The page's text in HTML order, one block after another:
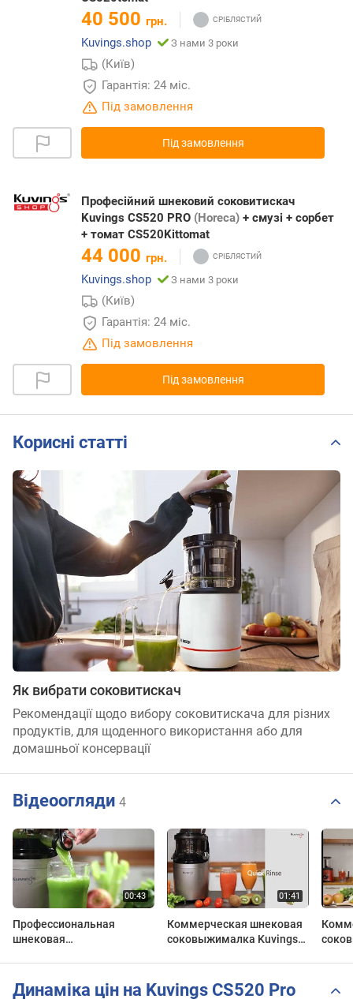
40 500 грн.
Kuvings.shop
З нами 3 роки
(Київ)
Гарантія: 24 міс.
Під замовлення
Під замовлення
Професійний шнековий соковитискач
Kuvings CS520 PRO (Horeca) + смузі + сорбет
+ томат CS520Kittomat
44 000 грн.
Kuvings.shop
З нами 3 роки
(Київ)
Гарантія: 24 міс.
Під замовлення
Під замовлення
Корисні статті
Як вибрати соковитискач
Рекомендації щодо вибору соковитискача для різних
продуктів, для щоденного використання або для
домашньої консервації
Відеоогляди 4
Профессиональная
шнековая
Whole Slow Juicer
Коммерческая шнековая
соковыжималка Kuvings
Динаміка цін на Kuvings CS520 Pro